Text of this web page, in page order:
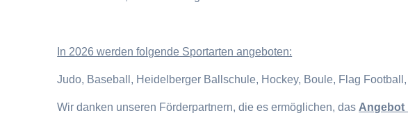
n 2026 werden folgende Sportarten angeboten:
Judo, Baseball, Heidelberger Ballschule, Hockey, Boule, Flag
Wir danken unseren Förderpartnern, die es ermöglichen, das Angebot